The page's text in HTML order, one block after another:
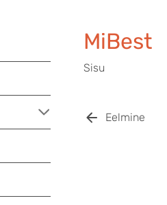
MiBest
Sisu
Eelmine